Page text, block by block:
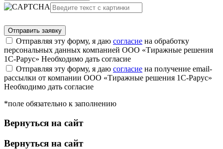
Отправляя эту форму, я даю согласие на обработку
персональных данных компанией ООО «Тиражные решения
1С-Рарус» Необходимо дать согласие
Отправляя эту форму, я даю согласие на получение email-
рассылки от компании ООО «Тиражные решения 1С-Рарус»
Необходимо дать согласие
*поле обязательно к заполнению
Вернуться на сайт
Вернуться на сайт